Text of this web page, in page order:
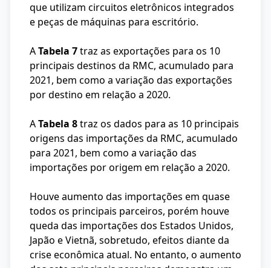
que utilizam circuitos eletrônicos integrados
e peças de máquinas para escritório.
ATabela 7traz as exportações para os 10
principais destinos da RMC, acumulado para
2021, bem como a variação das exportações
por destino em relação a 2020.
ATabela 8traz os dados para as 10 principais
origens das importações da RMC, acumulado
para 2021, bem como a variação das
importações por origem em relação a 2020.
Houve aumento das importações em quase
todos os principais parceiros, porém houve
queda das importações dos Estados Unidos,
Japão e Vietnã, sobretudo, efeitos diante da
crise econômica atual. No entanto, o aumento